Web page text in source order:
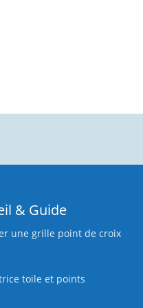
& Guide
une grille point de croix
toile et points